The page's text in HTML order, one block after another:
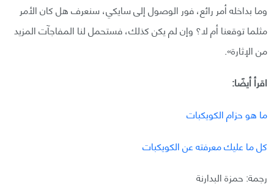
وما بداخله أمر رائع، فور الوصول إلى سايكي، سنعرف هل كان الأمر
مثلما توقعنا أم لا؟ وإن لم يكن كذلك، فستحمل لنا المفاجآت المزيد
من الإثارة».
اقرأ أيضًا:
ما هو حزام الكويكبات
كل ما عليك معرفته عن الكويكبات
رجمة: حمزة البدارنة